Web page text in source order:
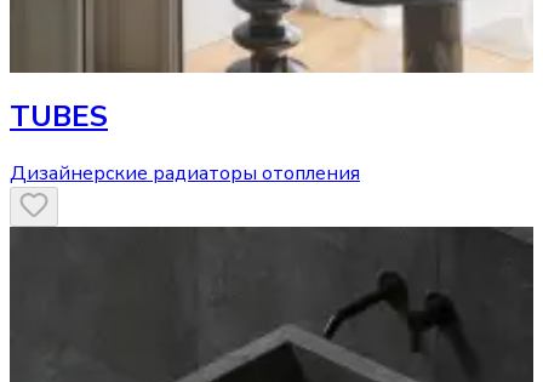
TUBES
Дизайнерские радиаторы отопления